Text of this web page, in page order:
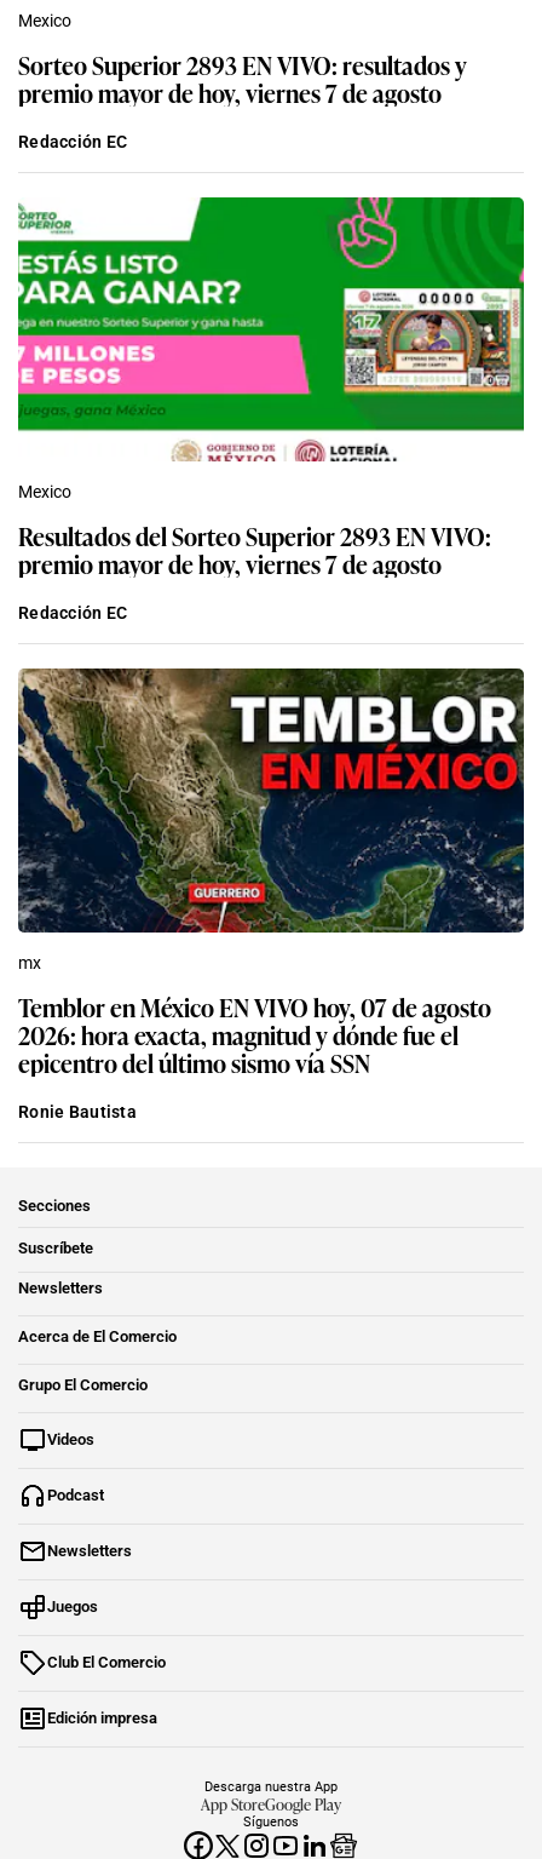
Mexico
Sorteo Superior 2893 EN VIVO: resultados y
premio mayor de hoy, viernes 7 de agosto
Redacción EC
Mexico
Resultados del Sorteo Superior 2893 EN VIVO:
premio mayor de hoy, viernes 7 de agosto
Redacción EC
mx
Temblor en México EN VIVO hoy, 07 de agosto
2026: hora exacta, magnitud y dónde fue el
epicentro del último sismo vía SSN
Ronie Bautista
Secciones
Suscríbete
Newsletters
Acerca de El Comercio
Grupo El Comercio
Videos
Podcast
Newsletters
Juegos
Club El Comercio
Edición impresa
Síguenos
Descarga nuestra App
App StoreGoogle Play